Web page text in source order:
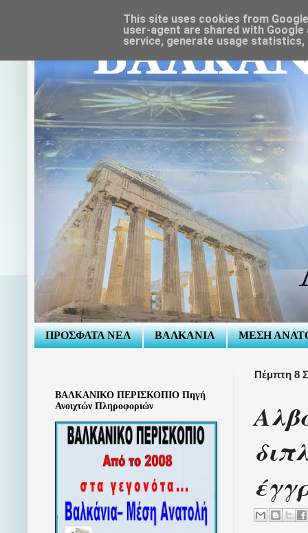
ΠΡΟΣΦΑΤΑ ΝΕΑ ΒΑΛΚΑΝΙΑ ΜΕΣΗ
Πέμπτη 8
ΒΑΛΚΑΝΙΚΟ ΠΕΡΙΣΚΟΠΙΟ Πηγή
Ανοιχτών Πληροφοριών
This site uses cookies from
user-agent are shared with
service, generate usage statistics,